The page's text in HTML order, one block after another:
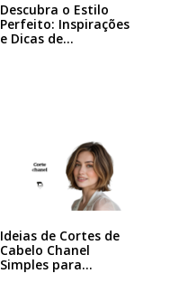
Descubra o Estilo
Perfeito: Inspirações
e Dicas de…
Ideias de Cortes de
Cabelo Chanel
Simples para…